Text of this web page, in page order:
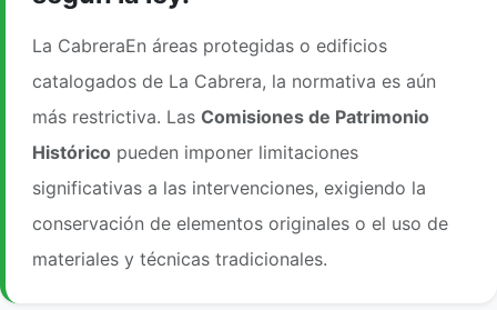
La CabreraEn áreas protegidas o edificios
catalogados de La Cabrera, la normativa es aún
más restrictiva. Las Comisiones de Patrimonio
Histórico pueden imponer limitaciones
significativas a las intervenciones, exigiendo la
conservación de elementos originales o el uso de
materiales y técnicas tradicionales.